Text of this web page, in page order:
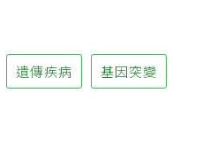
遺傳疾病 基因突變